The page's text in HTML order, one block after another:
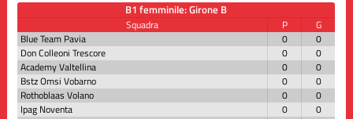
B1 femminile: Girone B
Squadra P
G
Blue Team Pavia
0
0
Don Colleoni Trescore
0
0
Academy Valtellina
0
0
Bstz Omsi Vobarno
0
0
Rothoblaas Volano
0
0
Ipag Noventa
0
0